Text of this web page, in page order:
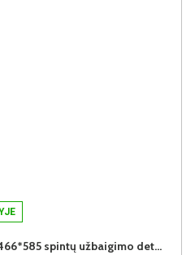
SORENTO K04 BLENDA 2466*585 spintų užbaigimo detalė (Puccini)